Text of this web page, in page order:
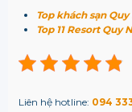
Top khách sạn
Top 11 Resort Quy
Liên hệ hotline: 094